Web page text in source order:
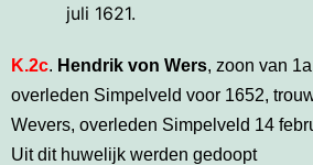
juli 1621.
K.2c. Hendrik von Wers, zoon van
overleden Simpelveld voor 1652,
Wevers, overleden Simpelveld 14
Uit dit huwelijk werden gedoopt